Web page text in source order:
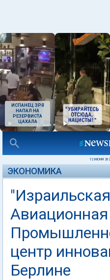
ИСПАНЕЦ ЗРЯ
НАПАЛ НА
РЕЗЕРВИСТА
ЦАХАЛА
12 ИЮНЯ
ЭКОНОМИКА
"Израильская
Авиационная
центр
Берлине